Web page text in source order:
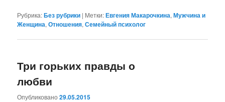
Рубрика:Без рубрики | Метки:Евгения Макарочкина,Мужчина и
Женщина,Отношения,Семейный психолог
Три горьких правды о
любви
Опубликовано29.05.2015